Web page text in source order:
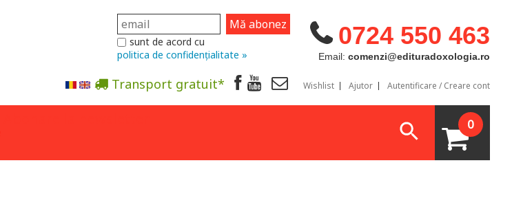
0724 550 463
Email: comenzi@edituradoxologia.ro
sunt de acord cu
politica de confidențialitate »
Transport gratuit* Wishlist Ajutor Autentificare / Creare cont
0